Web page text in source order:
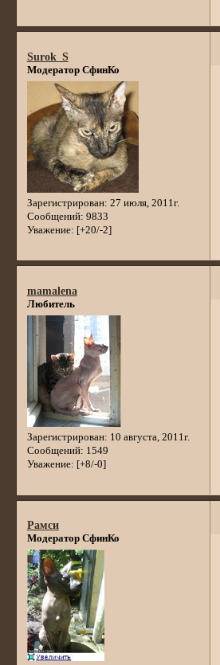
Surok_S
Модератор СфинКо
Зарегистрирован: 27 июля, 2011г.
Сообщений: 9833
Уважение: [+20/-2]
mamalena
Любитель
Зарегистрирован: 10 августа, 2011г.
Сообщений: 1549
Уважение: [+8/-0]
Рамси
Модератор СфинКо